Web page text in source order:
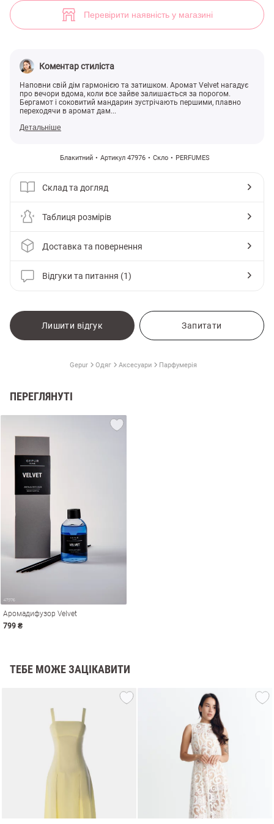
Перевірити наявність у магазині
Коментар стиліста
Наповни свій дім гармонією та затишком. Аромат Velvet нагадує
про вечори вдома, коли все зайве залишається за порогом.
Бергамот і соковитий мандарин зустрічають першими, плавно
переходячи в аромат дам...
Детальніше
Блакитний Артикул 47976 Скло PERFUMES
Склад та догляд
Таблиця розмірів
Доставка та повернення
Відгуки та питання (1)
Лишити відгук Запитати
Gepur Одяг Аксесуари Парфумерія
ПЕРЕГЛЯНУТІ
Аромадифузор Velvet
799 ₴
ТЕБЕ МОЖЕ ЗАЦІКАВИТИ
Аромадифузор Velvet (арт. 47976) ♡ інтернет-магазин Gepur